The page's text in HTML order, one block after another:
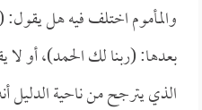
والمأموم اختلف فيه هل
بعدها: (ربنا لك الحمد)، أو
الذي يترجح من ناحية الدليل